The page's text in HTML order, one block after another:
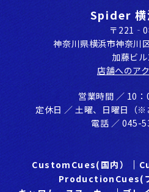
Spider 横
〒
神奈川県横浜市神奈
加藤ビ
店舗へのア
営業時間 ／ 10
定休⽇ ／ ⼟曜、⽇曜⽇（
電話 ／ 045-
CustomCues(国内）
ProductionCues(